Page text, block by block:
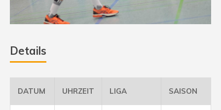
Details
DATUM UHRZEIT LIGA SAISON